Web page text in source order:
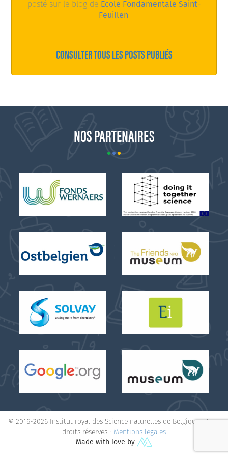
posté sur le blog de Ecole Fondamentale Saint-
Feuillen.
CONSULTER TOUS LES POSTS PUBLIÉS
NOS PARTENAIRES
© 2016-2026 Institut royal des Science naturelles de Belgique • Tous
droits réservés • Mentions légales
Made with love by